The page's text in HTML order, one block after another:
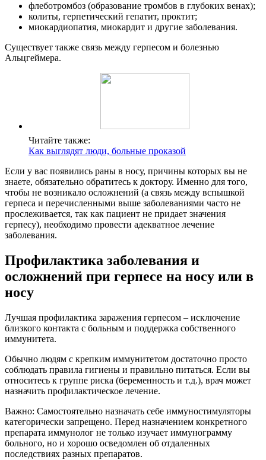
флеботромбоз (образование тромбов в глубоких венах);
колиты, герпетический гепатит, проктит;
миокардиопатия, миокардит и другие заболевания.
Существует также связь между герпесом и болезнью
Альцгеймера.
Читайте также:
Как выглядят люди, больные проказой
Если у вас появились раны в носу, причины которых вы не
знаете, обязательно обратитесь к доктору. Именно для того,
чтобы не возникало осложнений (а связь между вспышкой
герпеса и перечисленными выше заболеваниями часто не
прослеживается, так как пациент не придает значения
герпесу), необходимо провести адекватное лечение
заболевания.
Профилактика заболевания и
осложнений при герпесе на носу или в
носу
Лучшая профилактика заражения герпесом – исключение
близкого контакта с больным и поддержка собственного
иммунитета.
Обычно людям с крепким иммунитетом достаточно просто
соблюдать правила гигиены и правильно питаться. Если вы
относитесь к группе риска (беременность и т.д.), врач может
назначить профилактическое лечение.
Важно: Самостоятельно назначать себе иммуностимуляторы
категорически запрещено. Перед назначением конкретного
препарата иммунолог не только изучает иммунограмму
больного, но и хорошо осведомлен об отдаленных
последствиях разных препаратов.